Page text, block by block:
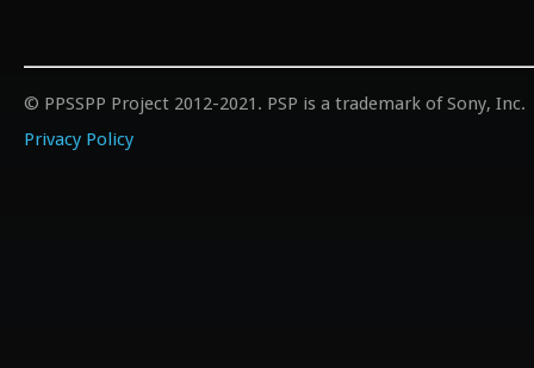
© PPSSPP Project 2012-2021. PSP is a trademark of Sony, Inc.
Privacy Policy